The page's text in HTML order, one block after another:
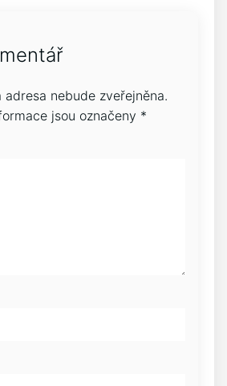
adresa nebude zveřejněna.
jsou označeny *